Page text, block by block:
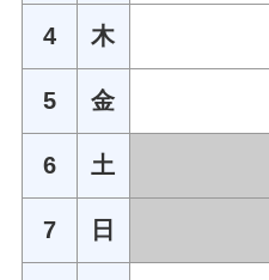
4 木
5 金
6 土
7 日